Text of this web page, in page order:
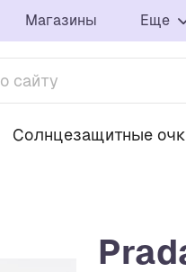
Магазины Еще
Солнцезащитные